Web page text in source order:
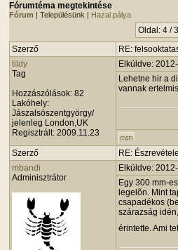
Fórumtéma megtekintése
Fórum | Településünk | Hazai pálya
Oldal: 4 /
Szerző
RE:
tildy
Tag
Hozzászólások: 82
Lakóhely:
Jászalsószentgyörgy/
jelenleg London,UK
Regisztrált: 2009.11.23
Elküldve:
Lehetne hir a
vannak
Szerző
RE:
mbandi
Adminisztrátor
Elküldve:
Egy 300 mm-
legelõn. Mint
csapadékos
szárazság
érintette. Ami